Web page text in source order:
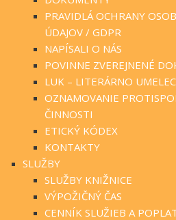
PRAVIDLÁ OCHRANY
ÚDAJOV / GDPR
NAPÍSALI O NÁS
POVINNE ZVEREJNENÉ
LUK – LITERÁRNO
OZNAMOVANIE
ČINNOSTI
ETICKÝ KÓDEX
KONTAKTY
SLUŽBY
SLUŽBY KNIŽNICE
VÝPOŽIČNÝ ČAS
CENNÍK SLUŽIEB A